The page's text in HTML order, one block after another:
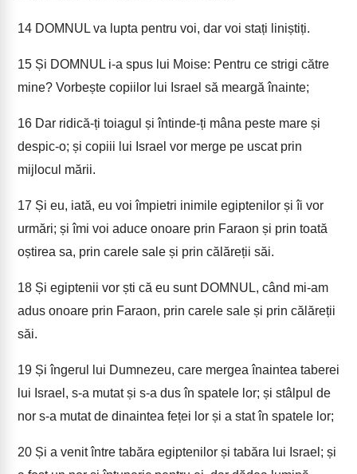
14 DOMNUL va lupta pentru voi, dar voi stați liniștiți.
15 Și DOMNUL i-a spus lui Moise: Pentru ce strigi către
mine? Vorbește copiilor lui Israel să meargă înainte;
16 Dar ridică-ți toiagul și întinde-ți mâna peste mare și
despic-o; și copiii lui Israel vor merge pe uscat prin
mijlocul mării.
17 Și eu, iată, eu voi împietri inimile egiptenilor și îi vor
urmări; și îmi voi aduce onoare prin Faraon și prin toată
oștirea sa, prin carele sale și prin călăreții săi.
18 Și egiptenii vor ști că eu sunt DOMNUL, când mi-am
adus onoare prin Faraon, prin carele sale și prin călăreții
săi.
19 Și îngerul lui Dumnezeu, care mergea înaintea taberei
lui Israel, s-a mutat și s-a dus în spatele lor; și stâlpul de
nor s-a mutat de dinaintea feței lor și a stat în spatele lor;
20 Și a venit între tabăra egiptenilor și tabăra lui Israel; și